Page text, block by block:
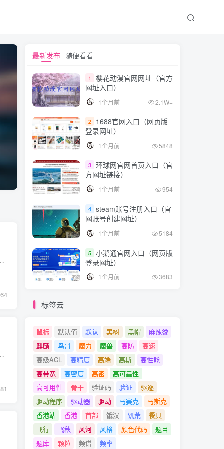
下来，让我们深入了解配置文件的含义、特点以及如何使用。 一、配置文件的定...
文将详细解释线索二叉树的定义、特点以及在实际应用中的作用。 1. 线索二叉树...
最新发布 随便看看
1
樱花动漫官网网址（官方
网址入口）
1个月前 2.1W+
2
1688官网入口（网页版
登录网址）
1个月前 5848
3 环球网官网首页入口（官
方网址链接）
1个月前 954
4 steam账号注册入口（官
网账号创建网址）
1个月前 5184
5 小鹅通官网入口（网页版
登录网址）
1个月前 3683
标签云
鼠标 默认值 默认 黑树 黑帽
麻辣烫
麒麟
鸟哥 魔力 魔兽 高防
高速
高级ACL
高精度 高端 高斯
高性能
高带宽
高密度 高密
高可靠性
高可用性
骨干 验证码 验证
驱逐
驱动程序
驱动器 驱动 马赛克
马斯克
香港站
香港 首部 饿汉 饥荒
餐具
飞行
飞秋 风河 风格 颜色代码
题目
题库
颗粒 频谱 频率